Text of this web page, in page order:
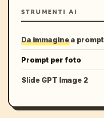
STRUMENTI AI
Da immagine a prompt
Prompt per foto
Slide GPT Image 2